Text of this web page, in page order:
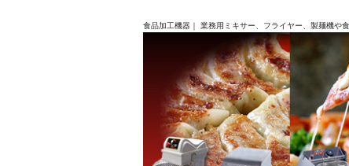
食品加工機器｜ 業務用ミキサー、フライヤー、製麺機や